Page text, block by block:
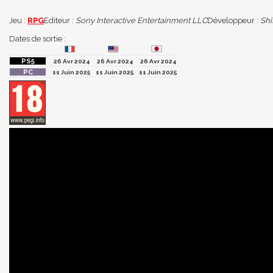
Jeu : RPGEditeur : Sony Interactive Entertainment LLCDéveloppeur :
Dates de sortie :
26 Avr 2024 26 Avr 2024
26 Avr 2024
11 Juin 2025
11 Juin 2025 11 Juin 2025